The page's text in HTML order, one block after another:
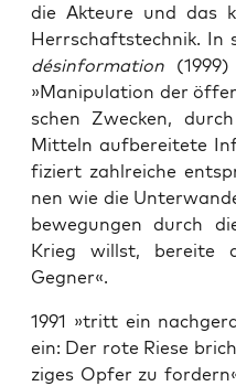
die Akteu­re und das
Herr­schafts­tech­nik. In
dés­in­for­ma­ti­on
»Mani­pu­la­ti­on der
schen Zwe­cken,
Mit­teln auf­be­rei­te­te
fi­ziert zahl­rei­che
nen wie die
be­we­gun­gen durch
Krieg willst, berei­te
Gegner«.
1991 »tritt ein
ein: Der rote Rie­se
zi­ges Opfer zu